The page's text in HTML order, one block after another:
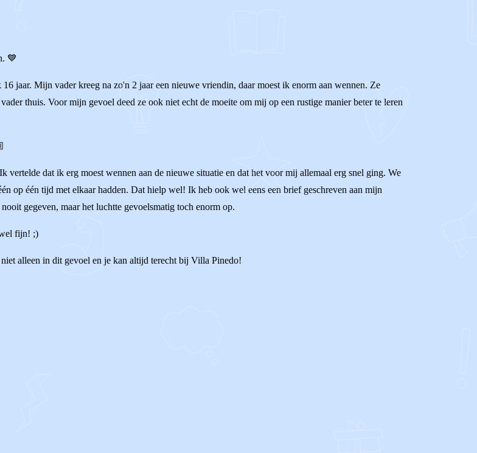
💙
jaar. Mijn vader kreeg na zo'n 2 jaar een nieuwe vriendin, daar moest ik enorm aan wennen. Ze
thuis. Voor mijn gevoel deed ze ook niet echt de moeite om mij op een rustige manier beter te leren
dat ik erg moest wennen aan de nieuwe situatie en dat het voor mij allemaal erg snel ging. We
op één tijd met elkaar hadden. Dat hielp wel! Ik heb ook wel eens een brief geschreven aan mijn
gegeven, maar het luchtte gevoelsmatig toch enorm op.
fijn! ;)
alleen in dit gevoel en je kan altijd terecht bij Villa Pinedo!